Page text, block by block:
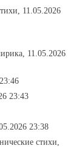
11.05.2026
11.05.2026
23:43
23:38
стихи,